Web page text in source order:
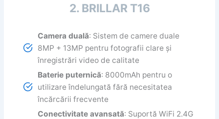
2. BRILLAR T16
Camera duală: Sistem de camere duale
8MP + 13MP pentru fotografii clare și
înregistrări video de calitate
Baterie puternică: 8000mAh pentru o
utilizare îndelungată fără necesitatea
încărcării frecvente
Conectivitate avansată: Suportă WiFi 2.4G